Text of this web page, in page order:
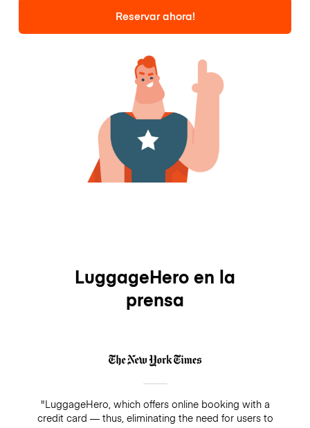
Reservar ahora!
LuggageHero en la
prensa
"LuggageHero, which offers online booking with a
credit card — thus, eliminating the need for users to